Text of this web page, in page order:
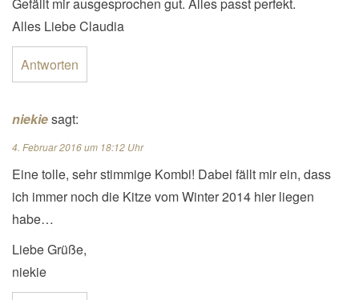
Gefällt mir ausgesprochen gut. Alles passt perfekt.
Alles Liebe Claudia
Antworten
niekiesagt:
4. Februar 2016 um 18:12 Uhr
Eine tolle, sehr stimmige Kombi! Dabei fällt mir ein, dass
ich immer noch die Kitze vom Winter 2014 hier liegen
habe…
Liebe Grüße,
niekie